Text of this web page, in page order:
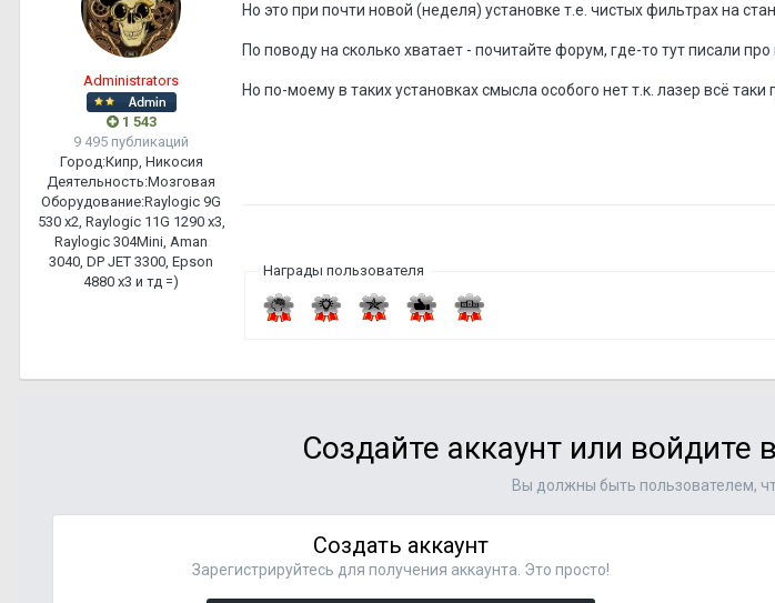
Administrators
1 543
9 495 публикаций
Город:Кипр, Никосия
Деятельность:Мозговая
Оборудование:Raylogic 9G
530 х2, Raylogic 11G 1290 х3,
Raylogic 304Mini, Aman
3040, DP JET 3300, Epson
4880 x3 и тд =)
Но это при почти новой (неделя) установке т.е. чистых фильтрах на
По поводу на сколько хватает - почитайте форум, где-то тут писали
Но по-моему в таких установках смысла особого нет т.к. лазер всё
Награды пользователя
Создайте аккаунт или
Вы должны быть пользователем,
Создать аккаунт
Зарегистрируйтесь для получения аккаунта. Это просто!